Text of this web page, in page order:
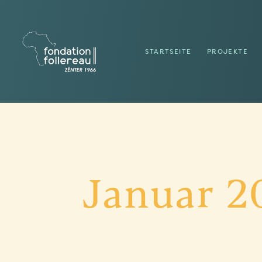
STARTSEITE PROJEKTE
Januar